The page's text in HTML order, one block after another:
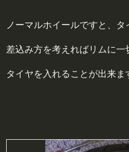
ノーマルホイールですと、タ
差込み方を考えればリムに一
タイヤを入れることが出来ま